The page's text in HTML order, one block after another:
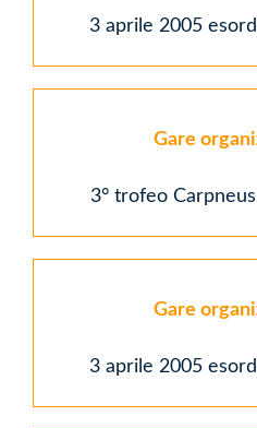
3 aprile 2005
Gare
3° trofeo
Gare
3 aprile 2005